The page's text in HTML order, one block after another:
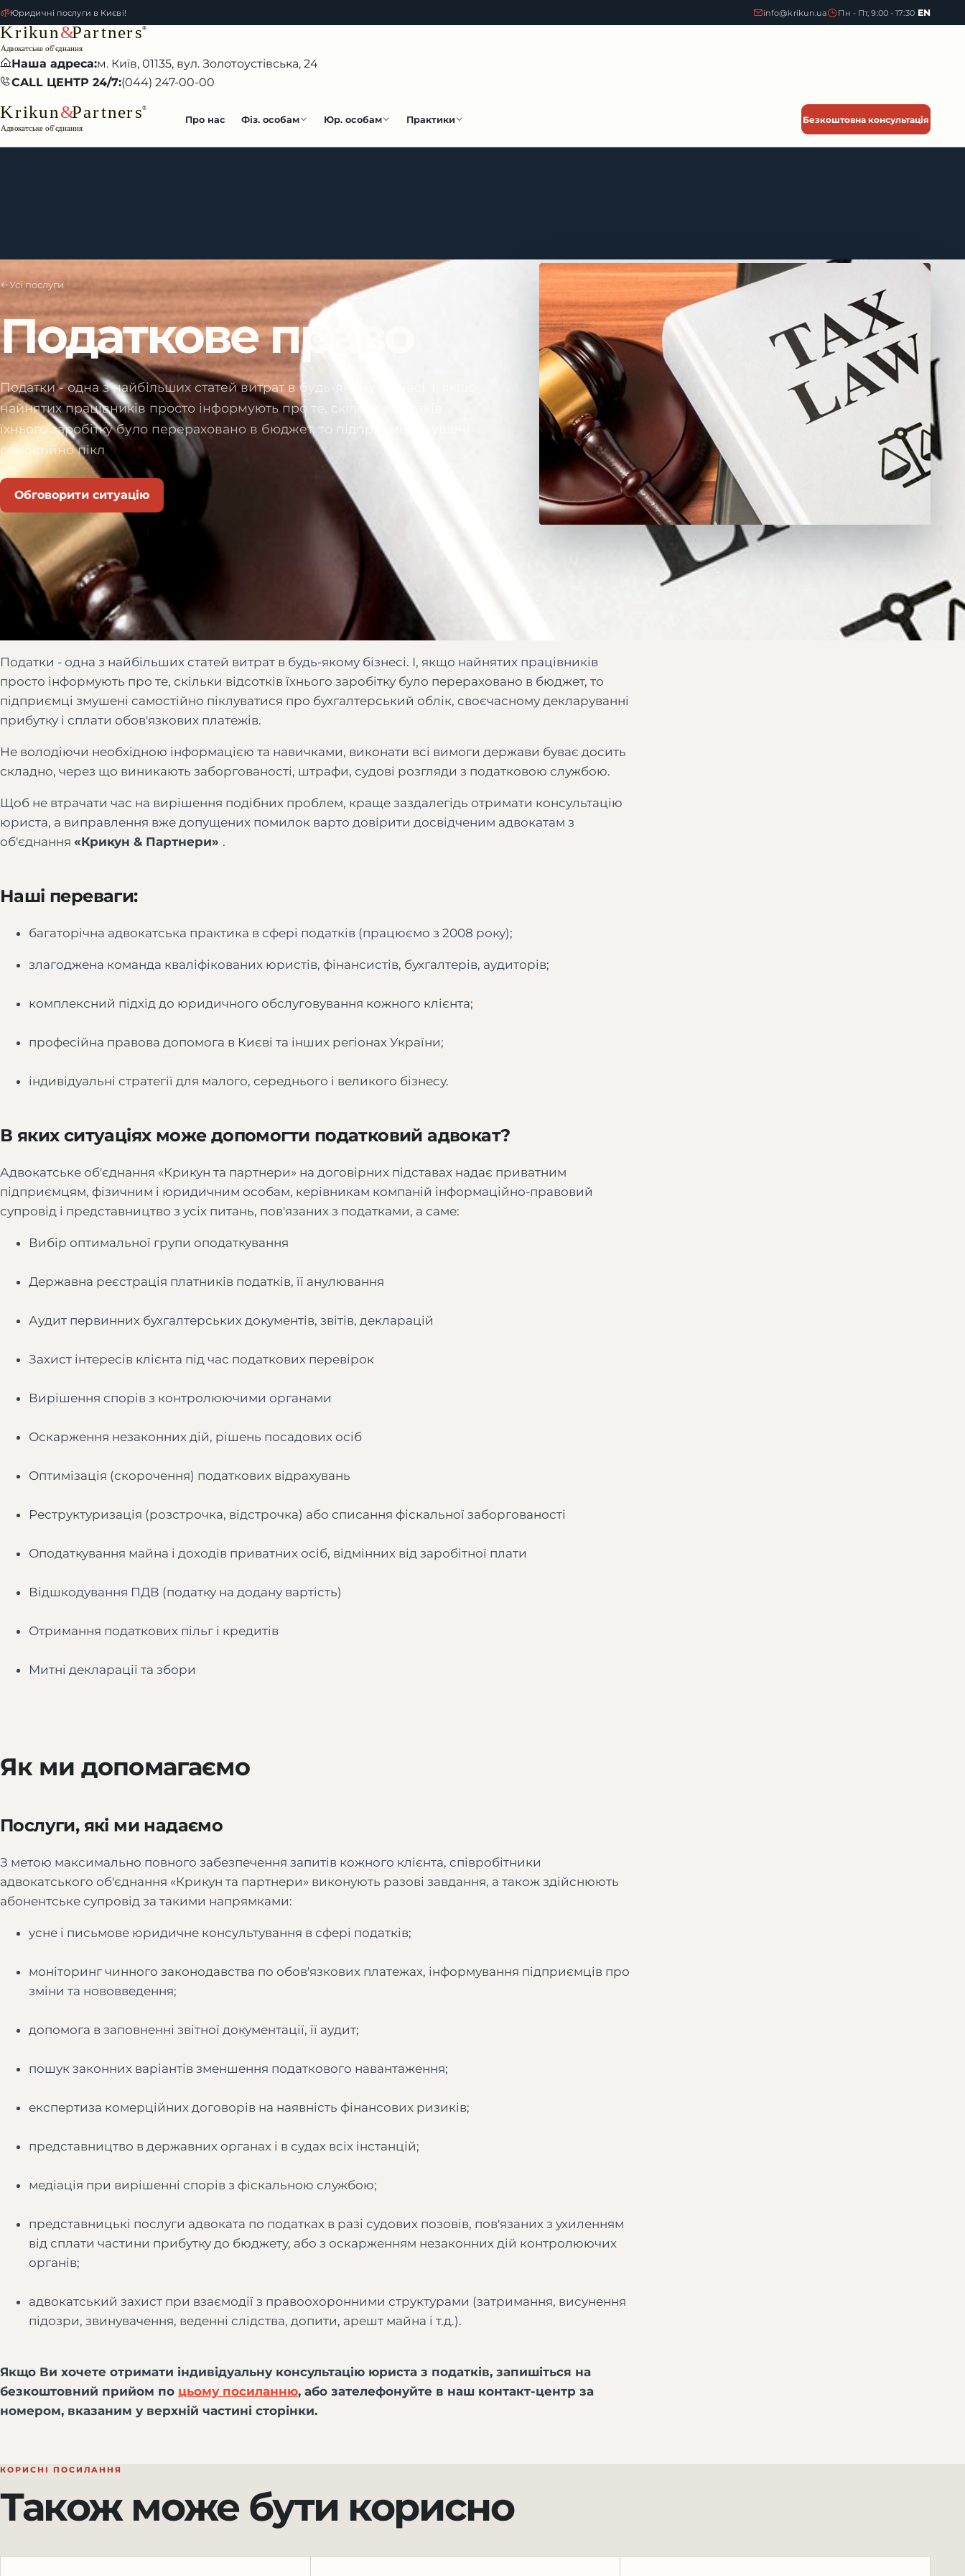
Юридичні послуги в Києві! info@krikun.ua Пн - Пт, 9:00 - 17:30 EN
Наша адреса:м. Київ, 01135, вул. Золотоустівська, 24
CALL ЦЕНТР 24/7:(044) 247-00-00
Про нас Фіз. особам Юр. особам Практики Безкоштовна консультація
Усі послуги
Податкове право
Податки - одна з найбільших статей витрат в будь-якому бізнесі. І, якщо
найнятих працівників просто інформують про те, скільки відсотків
їхнього заробітку було перераховано в бюджет, то підприємці змушені
самостійно пікл
Обговорити ситуацію
Податки - одна з найбільших статей витрат в будь-якому бізнесі. І, якщо найнятих працівників
просто інформують про те, скільки відсотків їхнього заробітку було перераховано в бюджет, то
підприємці змушені самостійно піклуватися про бухгалтерський облік, своєчасному декларуванні
прибутку і сплати обов'язкових платежів.
Не володіючи необхідною інформацією та навичками, виконати всі вимоги держави буває досить
складно, через що виникають заборгованості, штрафи, судові розгляди з податковою службою.
Щоб не втрачати час на вирішення подібних проблем, краще заздалегідь отримати консультацію
юриста, а виправлення вже допущених помилок варто довірити досвідченим адвокатам з
об'єднання «Крикун & Партнери» .
Наші переваги:
багаторічна адвокатська практика в сфері податків (працюємо з 2008 року);
злагоджена команда кваліфікованих юристів, фінансистів, бухгалтерів, аудиторів;
комплексний підхід до юридичного обслуговування кожного клієнта;
професійна правова допомога в Києві та інших регіонах України;
індивідуальні стратегії для малого, середнього і великого бізнесу.
В яких ситуаціях може допомогти податковий адвокат?
Адвокатське об'єднання «Крикун та партнери» на договірних підставах надає приватним
підприємцям, фізичним і юридичним особам, керівникам компаній інформаційно-правовий
супровід і представництво з усіх питань, пов'язаних з податками, а саме:
Вибір оптимальної групи оподаткування
Державна реєстрація платників податків, її анулювання
Аудит первинних бухгалтерських документів, звітів, декларацій
Захист інтересів клієнта під час податкових перевірок
Вирішення спорів з контролюючими органами
Оскарження незаконних дій, рішень посадових осіб
Оптимізація (скорочення) податкових відрахувань
Реструктуризація (розстрочка, відстрочка) або списання фіскальної заборгованості
Оподаткування майна і доходів приватних осіб, відмінних від заробітної плати
Відшкодування ПДВ (податку на додану вартість)
Отримання податкових пільг і кредитів
Митні декларації та збори
Як ми допомагаємо
Послуги, які ми надаємо
З метою максимально повного забезпечення запитів кожного клієнта, співробітники
адвокатського об'єднання «Крикун та партнери» виконують разові завдання, а також здійснюють
абонентське супровід за такими напрямками:
усне і письмове юридичне консультування в сфері податків;
моніторинг чинного законодавства по обов'язкових платежах, інформування підприємців про
зміни та нововведення;
допомога в заповненні звітної документації, її аудит;
пошук законних варіантів зменшення податкового навантаження;
експертиза комерційних договорів на наявність фінансових ризиків;
представництво в державних органах і в судах всіх інстанцій;
медіація при вирішенні спорів з фіскальною службою;
представницькі послуги адвоката по податках в разі судових позовів, пов'язаних з ухиленням
від сплати частини прибутку до бюджету, або з оскарженням незаконних дій контролюючих
органів;
адвокатський захист при взаємодії з правоохоронними структурами (затримання, висунення
підозри, звинувачення, веденні слідства, допити, арешт майна і т.д.).
Якщо Ви хочете отримати індивідуальну консультацію юриста з податків, запишіться на
безкоштовний прийом по цьому посиланню, або зателефонуйте в наш контакт-центр за
номером, вказаним у верхній частині сторінки.
КОРИСНІ ПОСИЛАННЯ
Також може бути корисно